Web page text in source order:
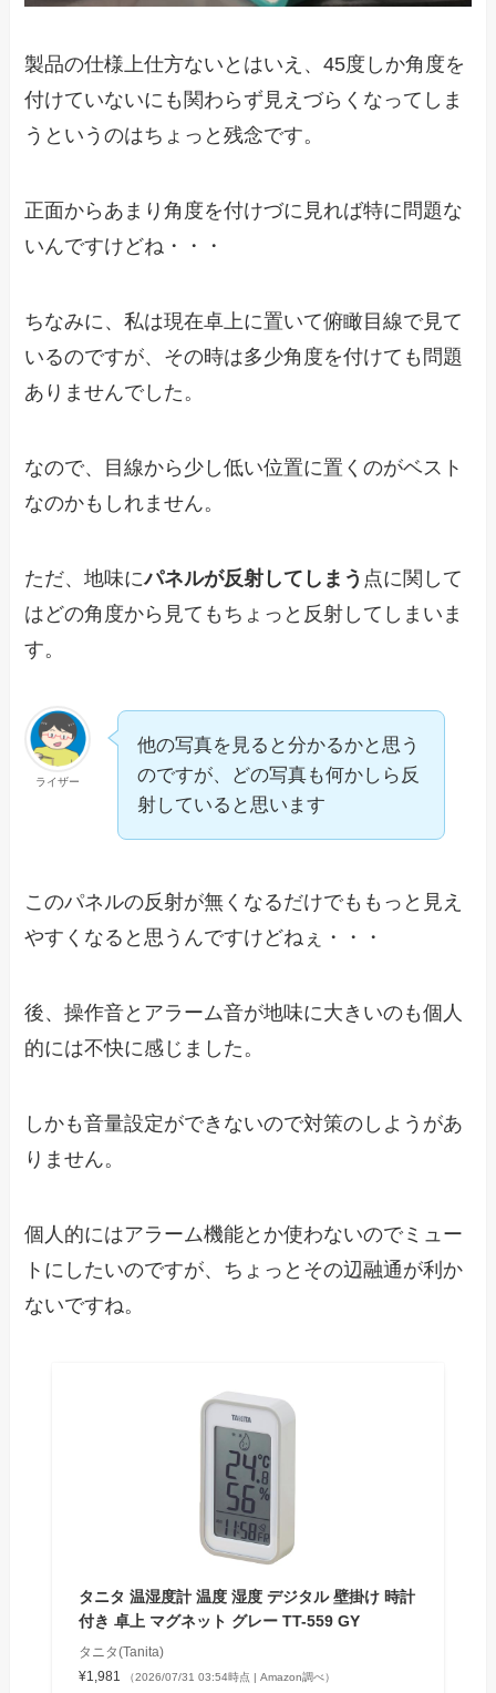
製品の仕様上仕方ないとはいえ、45度しか角度を
付けていないにも関わらず見えづらくなってしま
うというのはちょっと残念です。
正面からあまり角度を付けづに見れば特に問題な
いんですけどね・・・
ちなみに、私は現在卓上に置いて俯瞰目線で見て
いるのですが、その時は多少角度を付けても問題
ありませんでした。
なので、目線から少し低い位置に置くのがベスト
なのかもしれません。
ただ、地味にパネルが反射してしまう 点に関して
はどの角度から見てもちょっと反射してしまいま
す。
ライザー
他の写真を見ると分かるかと思う
のですが、どの写真も何かしら反
射していると思います
このパネルの反射が無くなるだけでももっと見え
やすくなると思うんですけどねぇ・・・
後、操作音とアラーム音が地味に大きいのも個人
的には不快に感じました。
しかも音量設定ができないので対策のしようがあ
りません。
個人的にはアラーム機能とか使わないのでミュー
トにしたいのですが、ちょっとその辺融通が利か
ないですね。
タニタ 温湿度計 温度 湿度 デジタル 壁掛け 時計
付き 卓上 マグネット グレー TT-559 GY
タニタ(Tanita)
¥1,981
（2026/07/31 03:54時点 | Amazon調べ）